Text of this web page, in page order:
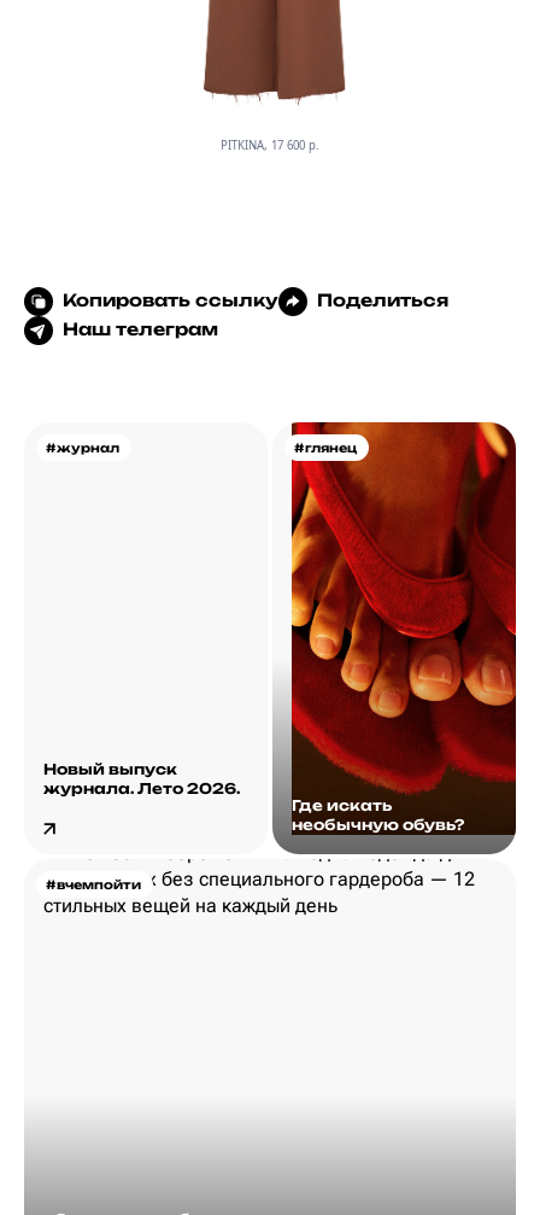
PITKINA, 17 600 p.
Копировать ссылку
Поделиться
Наш телеграм
#журнал
Новый выпуск
журнала. Лето 2026.
#глянец
Где искать
необычную обувь?
#вчемпойти